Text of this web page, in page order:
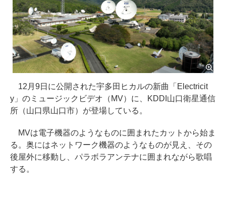
12月9日に公開された宇多田ヒカルの新曲「Electricit
y」のミュージックビデオ（MV）に、KDDI山口衛星通信
所（山口県山口市）が登場している。
MVは電子機器のようなものに囲まれたカットから始ま
る。奥にはネットワーク機器のようなものが見え、その
後屋外に移動し、パラボラアンテナに囲まれながら歌唱
する。